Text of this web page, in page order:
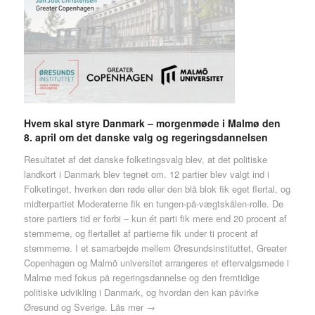
Hvem skal styre Danmark – morgenmøde i Malmø den
8. april om det danske valg og regeringsdannelsen
Resultatet af det danske folketingsvalg blev, at det politiske
landkort i Danmark blev tegnet om. 12 partier blev valgt ind i
Folketinget, hverken den røde eller den blå blok fik eget flertal, og
midterpartiet Moderaterne fik en tungen-på-vægtskålen-rolle. De
store partiers tid er forbi – kun ét parti fik mere end 20 procent af
stemmerne, og flertallet af partierne fik under ti procent af
stemmerne. I et samarbejde mellem Øresundsinstituttet, Greater
Copenhagen og Malmö universitet arrangeres et eftervalgsmøde i
Malmø med fokus på regeringsdannelse og den fremtidige
politiske udvikling i Danmark, og hvordan den kan påvirke
Øresund og Sverige. Läs mer →